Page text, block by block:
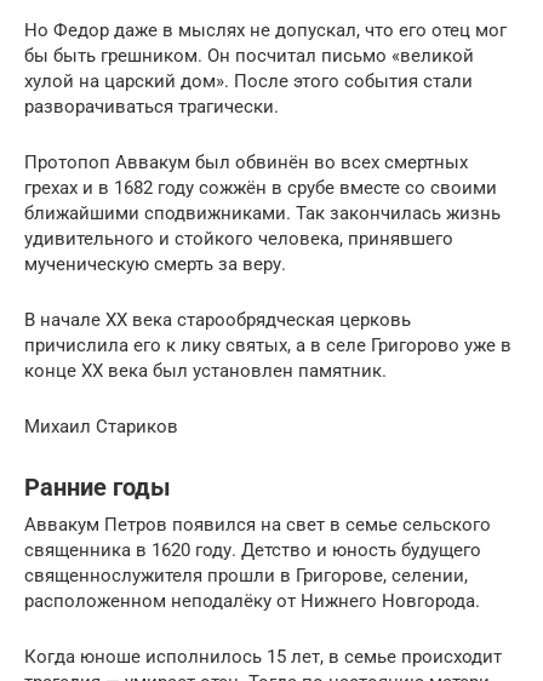
Но Федор даже в мыслях не допускал, что его отец мог
бы быть грешником. Он посчитал письмо «великой
хулой на царский дом». После этого события стали
разворачиваться трагически.
Протопоп Аввакум был обвинён во всех смертных
грехах и в 1682 году сожжён в срубе вместе со своими
ближайшими сподвижниками. Так закончилась жизнь
удивительного и стойкого человека, принявшего
мученическую смерть за веру.
В начале XX века старообрядческая церковь
причислила его к лику святых, а в селе Григорово уже в
конце XX века был установлен памятник.
Михаил Стариков
Ранние годы
Аввакум Петров появился на свет в семье сельского
священника в 1620 году. Детство и юность будущего
священнослужителя прошли в Григорове, селении,
расположенном неподалёку от Нижнего Новгорода.
Когда юноше исполнилось 15 лет, в семье происходит